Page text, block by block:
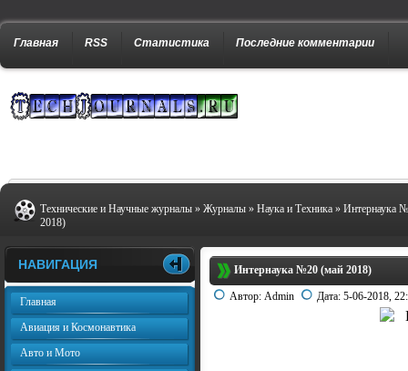
Главная RSS Статистика Последние комментарии
Технические и Научные журналы » Журналы » Наука и Техника » Интернаука
2018)
Интернаука №20 (май 2018)
Автор: Admin Дата: 5-06-2018,
НАВИГАЦИЯ
Главная
Авиация и Космонавтика
Авто и Мото